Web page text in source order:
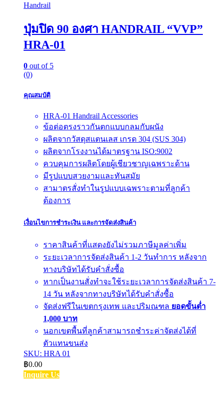
Handrail
ปุ่มปิด 90 องศา HANDRAIL “VVP”
HRA-01
0 out of 5
(0)
คุณสมบัติ
HRA-01 Handrail Accessories
ข้อต่อตรงราวกันตกแบบกลมกับผนัง
ผลิตจากวัสดุสแตนเลส เกรด 304 (SUS 304)
ผลิตจากโรงงานได้มาตรฐาน ISO:9002
ควบคุมการผลิตโดยผู้เชียวชาญเฉพราะด้าน
มีรูปแบบสวยงามและทันสมัย
สามาตรสั่งทำในรูปแบบเฉพราะตามที่ลูกค้า
ต้องการ
เงื่อนไขการชำระเงิน และการจัดส่งสินค้า
ราคาสินค้าที่แสดงยังไม่รวมภาษีมูลค่าเพิ่ม
ระยะเวลาการจัดส่งสินค้า 1-2 วันทำการ หลังจาก
ทางบริษัทได้รับคำสั่งซื้อ
หากเป็นงานสั่งทำจะใช้ระยะเวลาการจัดส่งสินค้า 7-
14 วัน หลังจากทางบริษัทได้รับคำสั่งซื้อ
จัดส่งฟรีในเขตกรุงเทพ และปริมณฑล ยอดขั้นต่ำ
1,000 บาท
นอกเขตพื้นที่ลูกค้าสามารถชำระค่าจัดส่งได้ที่
ตัวแทนขนส่ง
SKU: HRA 01
฿0.00
Inquire Us